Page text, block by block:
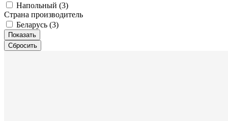
Напольный (3)
Страна производитель
Беларусь (3)